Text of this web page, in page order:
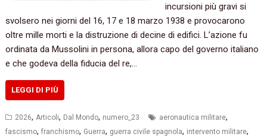
incursioni più gravi si
svolsero nei giorni del 16, 17 e 18 marzo 1938 e provocarono
oltre mille morti e la distruzione di decine di edifici. L’azione fu
ordinata da Mussolini in persona, allora capo del governo italiano
e che godeva della fiducia del re,…
LEGGI DI PIÙ
2026,Articoli, Dal Mondo, numero_23 aeronautica militare,
fascismo,franchismo, Guerra, guerra civile spagnola, intervento militare,